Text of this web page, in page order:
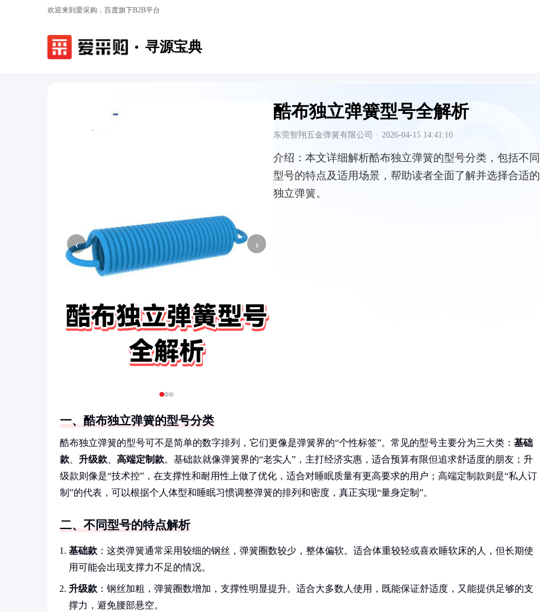
欢迎来到爱采购，百度旗下B2B平台
寻源宝典
‹ ›
酷布独立弹簧型号全解析
东莞智翔五金弹簧有限公司 · 2026-04-15 14:41:10
介绍： 本文详细解析酷布独立弹簧的型号分类，包括不同
型号的特点及适用场景，帮助读者全面了解并选择合适的
独立弹簧。
一、酷布独立弹簧的型号分类
酷布独立弹簧的型号可不是简单的数字排列，它们更像是弹簧界的“个性标签”。常见的型号主要分为三大类： 基础
款
升级款 高端定制款。基础款就像弹簧界的“老实人”，主打经济实惠，适合预算有限但追求舒适度的朋友；升
级款则像是“技术控”，在支撑性和耐用性上做了优化，适合对睡眠质量有更高要求的用户；高端定制款则是“私人订
制”的代表，可以根据个人体型和睡眠习惯调整弹簧的排列和密度，真正实现“量身定制”。
二、不同型号的特点解析
基础款 ：这类弹簧通常采用较细的钢丝，弹簧圈数较少，整体偏软。适合体重较轻或喜欢睡软床的人，但长期使
用可能会出现支撑力不足的情况。
升级款 ：钢丝加粗，弹簧圈数增加，支撑性明显提升。适合大多数人使用，既能保证舒适度，又能提供足够的支
撑力，避免腰部悬空。